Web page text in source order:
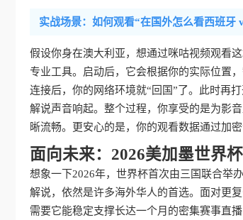
实战场景：如何观看“在国外怎么看西班牙
假设你身在澳大利亚，想通过咪咕视频观看
专业工具。启动后，它会根据你的实际位置
连接后，你的网络环境就“回国”了。此时再
解说声音响起。整个过程，你享受的是为影
晰流畅。更安心的是，你的观看数据通过加
面向未来：2026美加墨世界
想象一下2026年，世界杯首次由三国联合举
解说，依然是许多海外华人的首选。面对更
需要它能稳定支撑长达一个月的密集赛事直